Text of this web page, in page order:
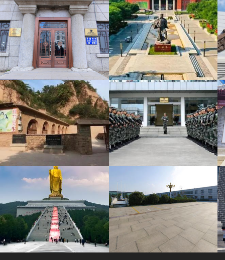
阳谷县陶城铺黄河水利风景区
VR全景展示
苍溪红军渡•西武当山景区VR
全景展示
自卫军抗战纪念馆VR全景展示 兰考县展览馆VR全景展示
梁家河知青旧址VR全景展示
VR全景展示